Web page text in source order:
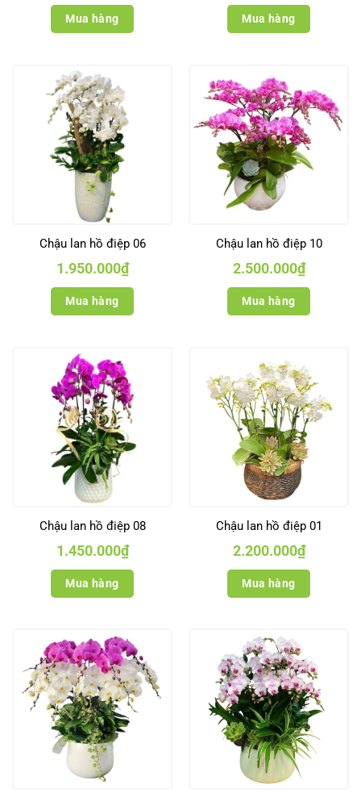
Mua hàng Mua hàng
Chậu lan hồ điệp 06
1.950.000₫
Mua hàng
Chậu lan hồ điệp 10
2.500.000₫
Mua hàng
Chậu lan hồ điệp 08
1.450.000₫
Mua hàng
Chậu lan hồ điệp 01
2.200.000₫
Mua hàng